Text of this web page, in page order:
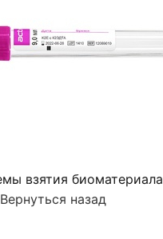
взятия биоматериала
Вернуться назад